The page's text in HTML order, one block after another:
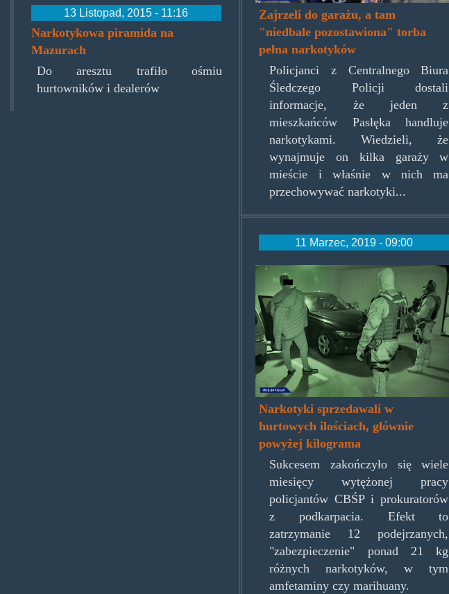
13 Listopad, 2015 - 11:16
Narkotykowa piramida na
Mazurach
Do aresztu trafiło ośmiu
hurtowników i dealerów
Zajrzeli do garażu, a tam
"niedbale pozostawiona" torba
pełna narkotyków
Policjanci z Centralnego Biura
Śledczego Policji dostali
informacje, że jeden z
mieszkańców Pasłęka handluje
narkotykami. Wiedzieli, że
wynajmuje on kilka garaży w
mieście i właśnie w nich ma
przechowywać narkotyki...
11 Marzec, 2019 - 09:00
ratunku_policja.jpg
Narkotyki sprzedawali w
hurtowych ilościach, głównie
powyżej kilograma
Sukcesem zakończyło się wiele
miesięcy wytężonej pracy
policjantów CBŚP i prokuratorów
z podkarpacia. Efekt to
zatrzymanie 12 podejrzanych,
"zabezpieczenie" ponad 21 kg
różnych narkotyków, w tym
amfetaminy czy marihuany.